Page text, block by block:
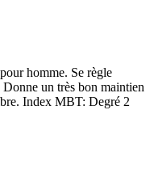
homme. Se règle
un très bon maintien
Index MBT: Degré 2